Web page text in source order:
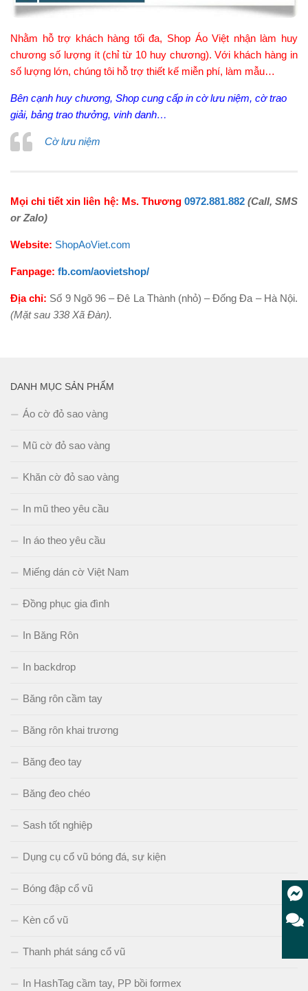
Nhằm hỗ trợ khách hàng tối đa, Shop Áo Việt nhận làm huy
chương số lượng ít (chỉ từ 10 huy chương). Với khách hàng in
số lượng lớn, chúng tôi hỗ trợ thiết kế miễn phí, làm mẫu…
Bên cạnh huy chương, Shop cung cấp in cờ lưu niệm, cờ trao
giải, bảng trao thưởng, vinh danh…
Cờ lưu niệm
Mọi chi tiết xin liên hệ: Ms. Thương 0972.881.882(Call, SMS
or Zalo)
Website: ShopAoViet.com
Fanpage: fb.com/aovietshop/
Địa chỉ: Số 9 Ngõ 96 – Đê La Thành (nhỏ) – Đống Đa – Hà Nội.
(Mặt sau 338 Xã Đàn).
DANH MỤC SẢN PHẨM
Áo cờ đỏ sao vàng
Mũ cờ đỏ sao vàng
Khăn cờ đỏ sao vàng
In mũ theo yêu cầu
In áo theo yêu cầu
Miếng dán cờ Việt Nam
Đồng phục gia đình
In Băng Rôn
In backdrop
Băng rôn cầm tay
Băng rôn khai trương
Băng đeo tay
Băng đeo chéo
Sash tốt nghiệp
Dụng cụ cổ vũ bóng đá, sự kiện
Bóng đập cổ vũ
Kèn cổ vũ
Thanh phát sáng cổ vũ
In HashTag cầm tay, PP bồi formex